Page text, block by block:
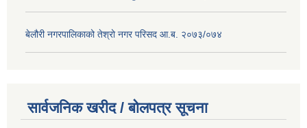
बेलौरी नगरपालिकाको तेश्रो नगर परिसद आ.ब. २०७३/०७४
सार्वजनिक खरीद / बोलपत्र सूचना